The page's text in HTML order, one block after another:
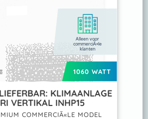
Alleen voor
commerciÃ«le
klanten
1060 WATT
KLIMAANLAGE
VERTIKAL INHP15
COMMERCIÃ«LE MODEL